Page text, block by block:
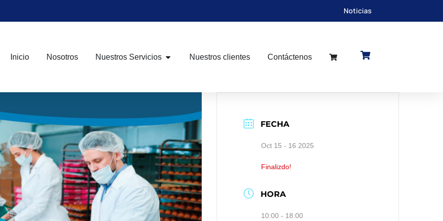
Noticias
Inicio Nosotros Nuestros Servicios Nuestros clientes Contáctenos
FECHA
Oct 15 - 16 2025
Finalizdo!
HORA
10:00 - 18:00